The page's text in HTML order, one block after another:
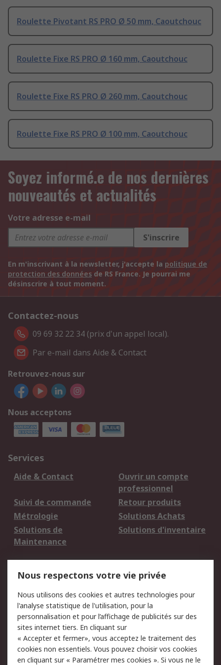
Roulette Pivotant RS PRO Ø 50 mm, Caoutchouc
Roulette Fixe RS PRO Ø 160 mm, Caoutchouc
Roulette Fixe RS PRO Ø 260 mm, Caoutchouc
Roulette Fixe RS PRO Ø 100 mm, Caoutchouc
Soyez informé.e de nos dernières
nouveautés et actualités
Votre adresse e-mail
S'inscrire
En m'inscrivant à la newsletter, j'accepte la politique de
protection des données de RS France. Je pourrai me
désinscrire à tout moment.
Contactez-nous
09 69 32 22 34 (prix d'un appel local).
Par e-mail dans Aide & Contact
Retrouvez-nous sur
Nous acceptons
Services
Aide & Contact
Ouvrir un compte
professionnel
Suivi de commande
Retour produits
Métrologie
Solutions Achats
Solutions de
Maintenance
Solutions d'inventaire
du site
Politique de protection
des données - Mise à
jour
Sécurité des E-mails
Conditions générales
de vente
Politique anti-
corruption
Nous respectons votre vie privée
Nous utilisons des cookies et autres technologies pour
l'analyse statistique de l'utilisation, pour la
personnalisation et pour l’affichage de publicités sur des
sites internet tiers. En cliquant sur
« Accepter et fermer», vous acceptez le traitement des
cookies non essentiels. Vous pouvez choisir vos cookies
en cliquant sur « Paramétrer mes cookies ». Si vous ne le